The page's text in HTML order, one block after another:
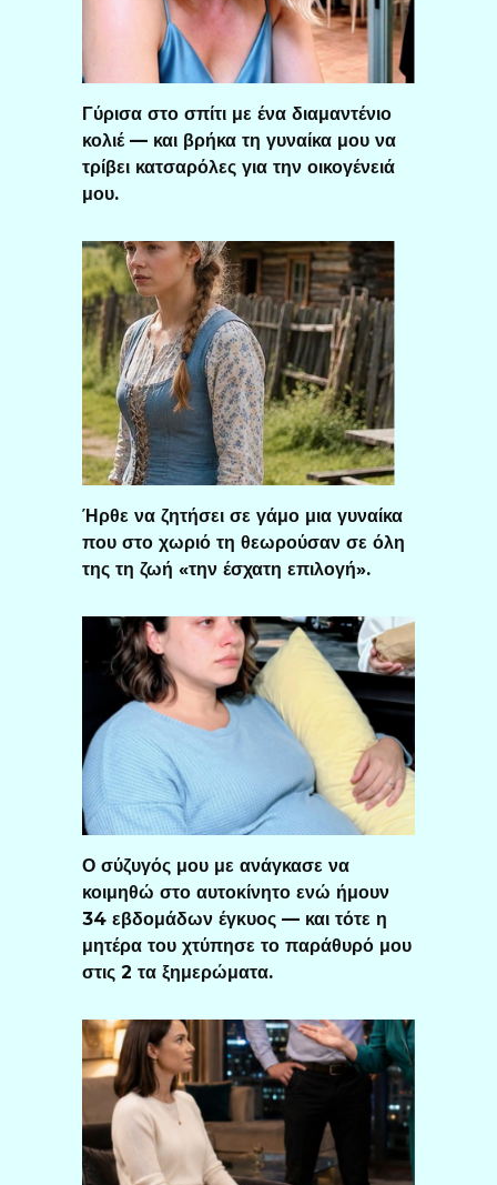
Γύρισα στο σπίτι με ένα διαμαντένιο
κολιέ — και βρήκα τη γυναίκα μου να
τρίβει κατσαρόλες για την οικογένειά
μου.
Ήρθε να ζητήσει σε γάμο μια γυναίκα
που στο χωριό τη θεωρούσαν σε όλη
της τη ζωή «την έσχατη επιλογή».
Ο σύζυγός μου με ανάγκασε να
κοιμηθώ στο αυτοκίνητο ενώ ήμουν
34 εβδομάδων έγκυος — και τότε η
μητέρα του χτύπησε το παράθυρό μου
στις 2 τα ξημερώματα.